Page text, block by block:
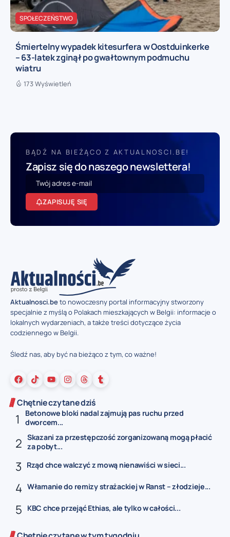
SPOŁECZEŃSTWO
Śmiertelny wypadek kitesurfera w Oostduinkerke
– 63-latek zginął po gwałtownym podmuchu
wiatru
173 Wyświetleń
BĄDŹ NA BIEŻĄCO Z AKTUALNOSCI.BE!
Zapisz się do naszego newslettera!
ZAPISUJĘ SIĘ
Aktualnosci.beto nowoczesny portal informacyjny stworzony
specjalnie z myślą o Polakach mieszkających w Belgii: informacje o
lokalnych wydarzeniach, a także treści dotyczące życia
codziennego w Belgii.
Śledź nas, aby być na bieżąco z tym, co ważne!
Chętnie czytane dziś
Betonowe bloki nadal zajmują pas ruchu przed
dworcem...
Skazani za przestępczość zorganizowaną mogą płacić
za pobyt...
Rząd chce walczyć z mową nienawiści w sieci...
Włamanie do remizy strażackiej w Ranst – złodzieje...
KBC chce przejąć Ethias, ale tylko w całości...